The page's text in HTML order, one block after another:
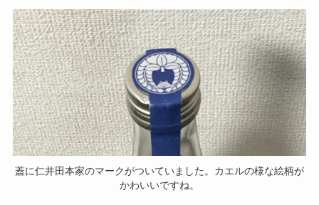
蓋に仁井田本家のマークがついていました。カエルの様な絵柄が
かわいいですね。